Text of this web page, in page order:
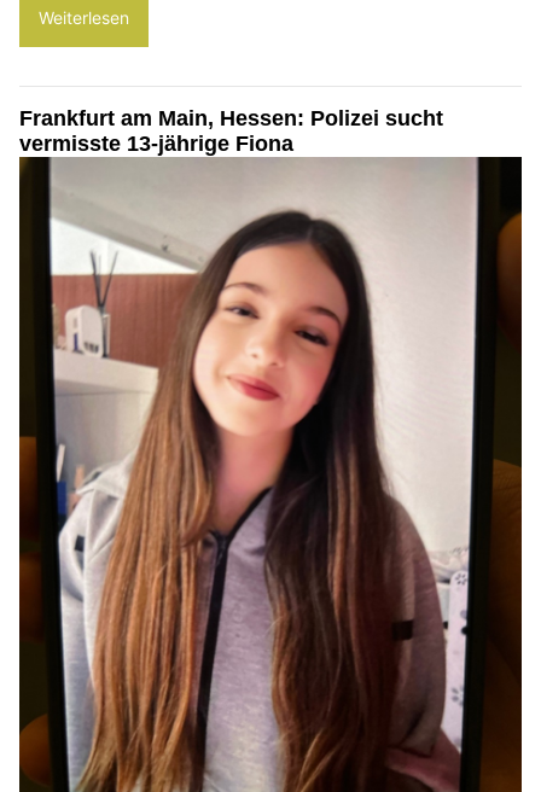
Weiterlesen
Frankfurt am Main, Hessen: Polizei sucht
vermisste 13-jährige Fiona